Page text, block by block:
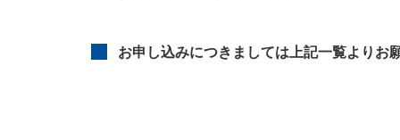
お申し込みにつきましては上記一覧よりお